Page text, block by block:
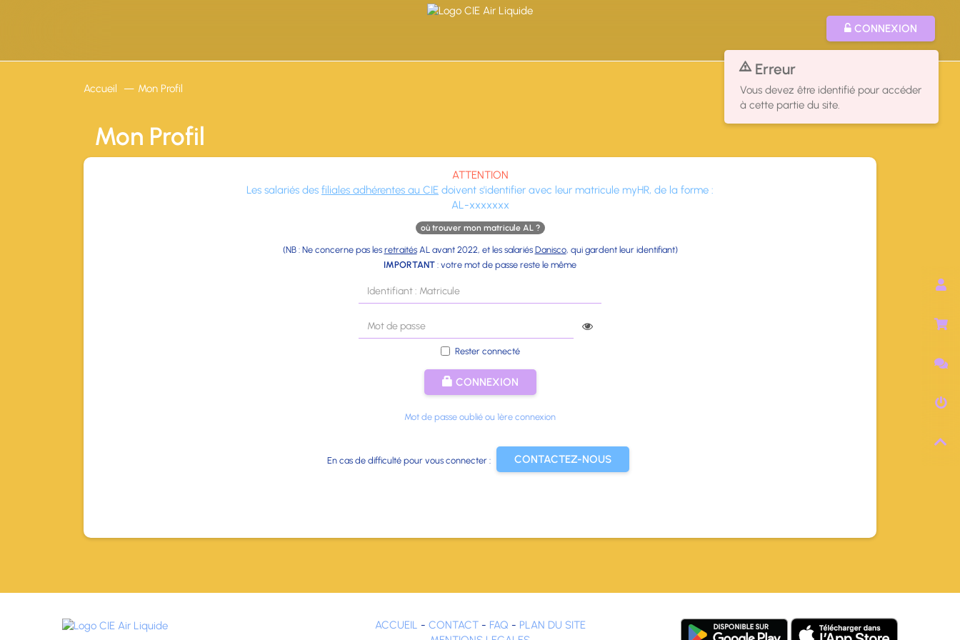
CONNEXION
Accueil Mon Profil
Mon Profil
ATTENTION
Les salariés des filiales adhérentes au CIE doivent s'identifier avec leur matricule myHR, de la forme :
AL-xxxxxxx
où trouver mon matricule AL ?
(NB : Ne concerne pas les retraitésAL avant 2022, et les salariés Danisco, qui gardent leur identifiant)
IMPORTANT : votre mot de passe reste le même
Rester connecté
CONNEXION
Mot de passe oublié ou 1ère connexion
En cas de difficulté pour vous connecter : CONTACTEZ-NOUS
ACCUEIL - CONTACT- FAQ - PLAN DU SITE




Erreur
Vous devez être identifié pour accéder
à cette partie du site.